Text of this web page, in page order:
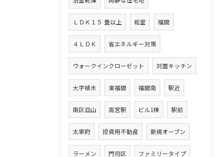
ＬＤＫ１５ 畳以上 和室 福間
４ＬＤＫ 省エネルギー対策
ウォークインクローゼット 対面キッチン
大字植木 東福間 福間南 駅近
南区皿山 高宮駅 ビル1棟 駅前
太宰府 投資用不動産 新規オープン
ラーメン 門司区 ファミリータイプ